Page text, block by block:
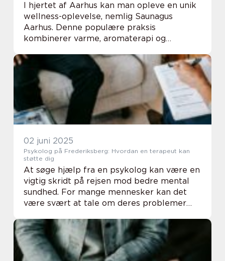
I hjertet af Aarhus kan man opleve en unik
wellness-oplevelse, nemlig Saunagus
Aarhus. Denne populære praksis
kombinerer varme, aromaterapi og
blot fokuserer på kropslig afslapning, men
også...
02 juni 2025
Psykolog på Frederiksberg: Hvordan en terapeut kan
støtte dig
At søge hjælp fra en psykolog kan være en
vigtig skridt på rejsen mod bedre mental
sundhed. For mange mennesker kan det
være svært at tale om deres problemer
professionel ps...